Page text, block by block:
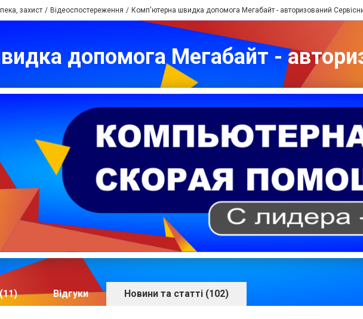
захист Відеоспостереження Комп'ютерна швидка допомога Мегабайт - авторизований
допомога Мегабайт -
Відгуки Новини та статті (102)